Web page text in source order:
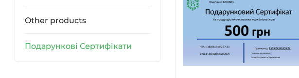
Other products
Подарункові Сертифікати